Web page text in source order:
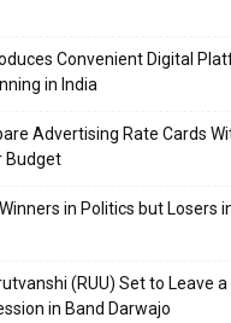
Convenient Digital
in India
Advertising Rate Cards
Budget
in Politics but Losers
(RUU) Set to Leave a
in Band Darwajo